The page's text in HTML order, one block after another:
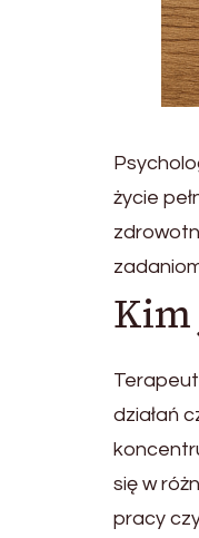
życie
Kim
działań
się w
pracy